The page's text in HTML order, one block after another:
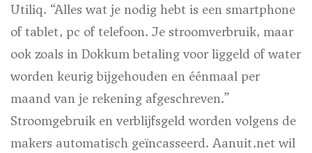
Utiliq. “Alles wat je nodig hebt is een smartphone
of tablet, pc of telefoon. Je stroomverbruik, maar
ook zoals in Dokkum betaling voor liggeld of water
worden keurig bijgehouden en éénmaal per
maand van je rekening afgeschreven.”
Stroomgebruik en verblijfsgeld worden volgens de
makers automatisch geïncasseerd. Aanuit.net wil